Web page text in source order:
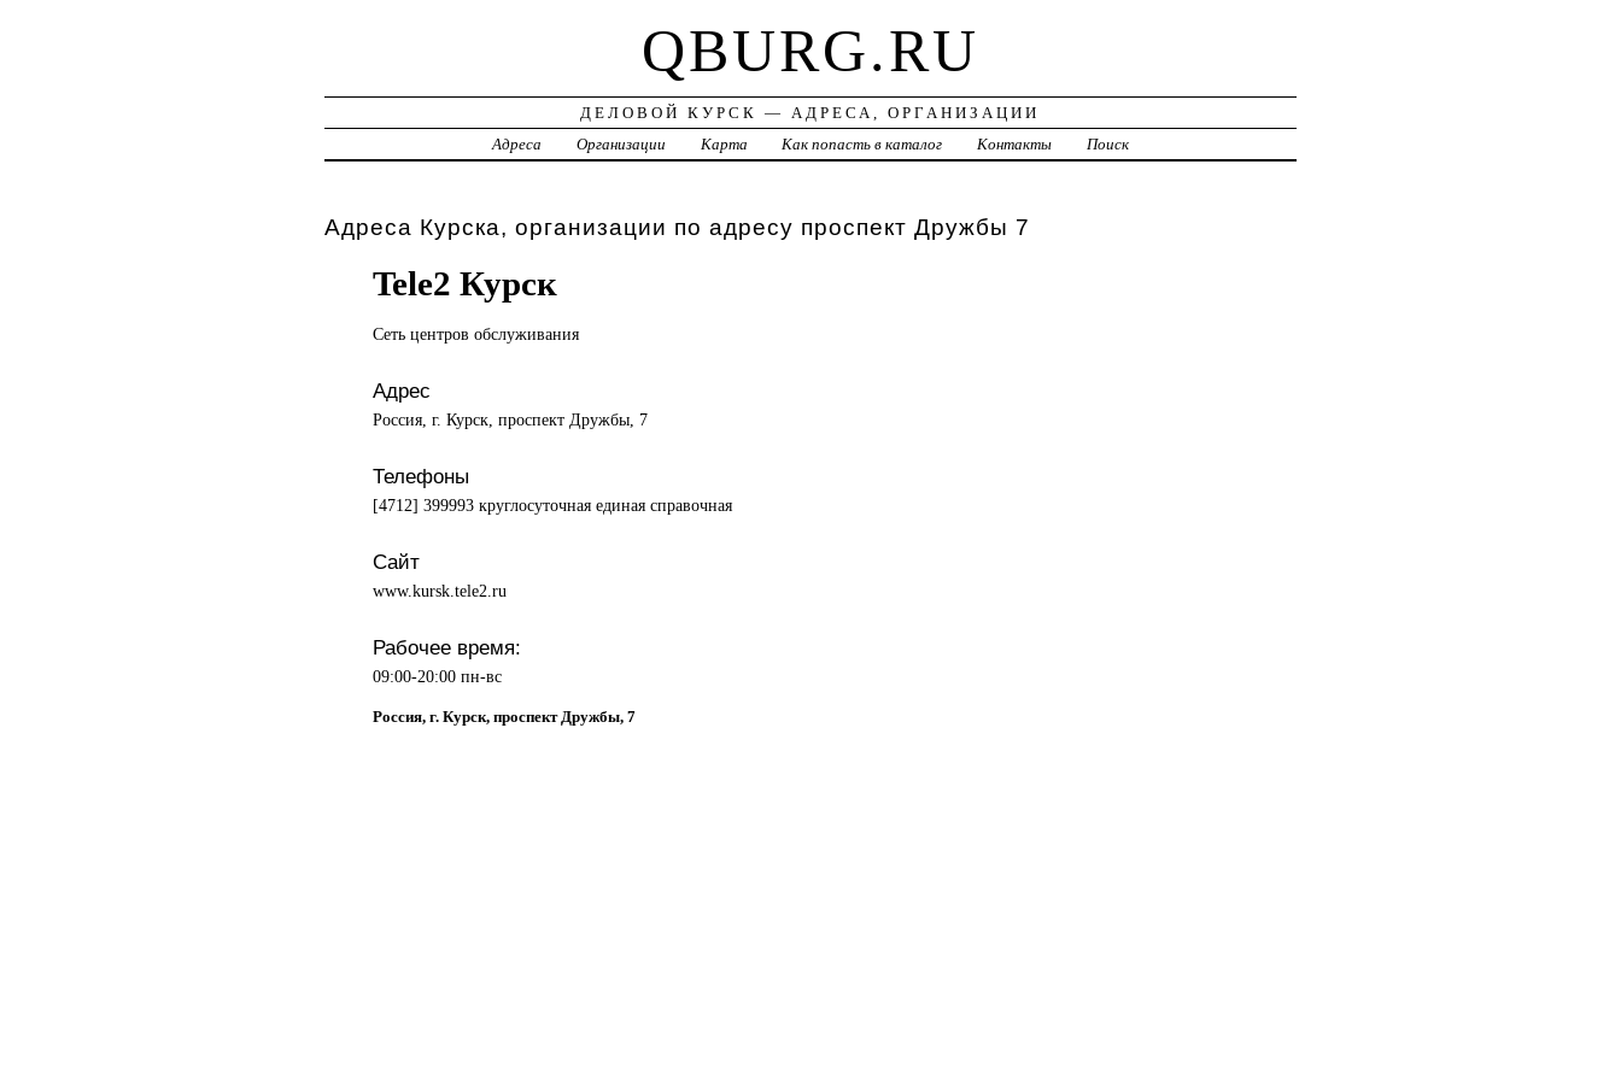
QBURG.RU
ДЕЛОВОЙ КУРСК — АДРЕСА, ОРГАНИЗАЦИИ
Адреса
Организации Карта Как попасть в каталог Контакты Поиск
Адреса Курска, организации по адресу проспект Дружбы 7
Tele2 Курск
Сеть центров обслуживания
Адрес
Россия, г. Курск, проспект Дружбы, 7
Телефоны
[4712] 399993 круглосуточная единая справочная
Сайт
www.kursk.tele2.ru
Рабочее время:
09:00-20:00 пн-вс
Россия, г. Курск, проспект Дружбы, 7